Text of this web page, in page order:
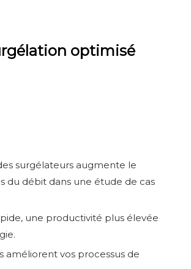
optimisé
surgélateurs augmente le
du débit dans une étude de cas
une productivité plus élevée
améliorent vos processus de